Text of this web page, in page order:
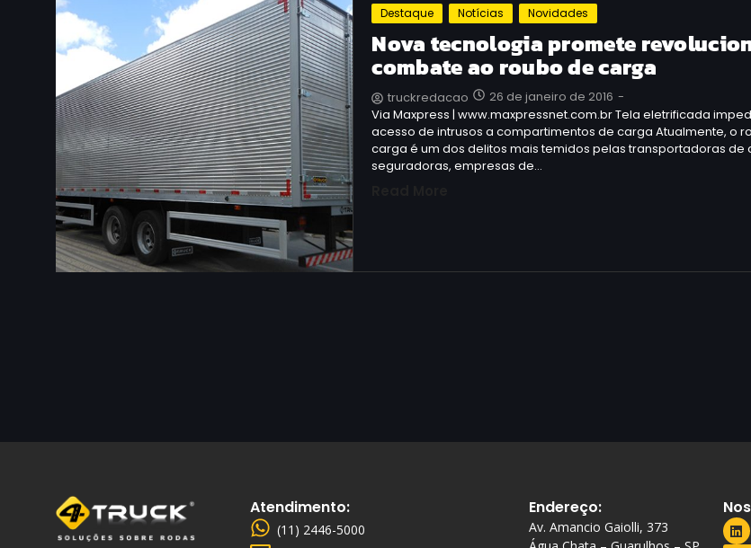
Destaque Notícias Novidades
Nova tecnologia promete
combate ao roubo de carga
truckredacao 26 de janeiro de 2016 -
Via Maxpress | www.maxpressnet.com.br Tela eletrificada
acesso de intrusos a compartimentos de carga Atualmente, o
carga é um dos delitos mais temidos pelas transportadoras de
seguradoras, empresas de…
Atendimento:
(11) 2446-5000
Endereço:
Av. Amancio Gaiolli, 373